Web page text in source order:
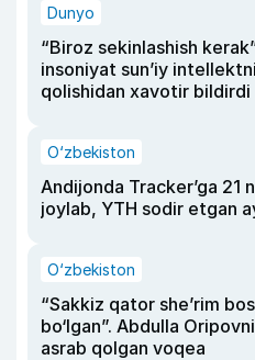
Dunyo
“Biroz sekinlashish
insoniyat sun’iy
qolishidan xavotir bildirdi
O‘zbekiston
Andijonda Tracker’ga 21
joylab, YTH sodir etgan
O‘zbekiston
“Sakkiz qator she’rim
bo‘lgan”. Abdulla
asrab qolgan voqea